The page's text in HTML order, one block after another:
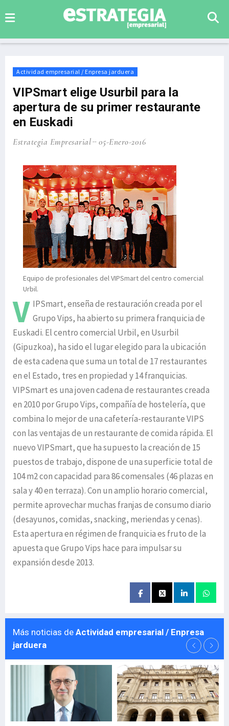
Actividad empresarial / Enpresa jarduera
VIPSmart elige Usurbil para la
apertura de su primer restaurante
en Euskadi
Estrategia Empresarial 05-Enero-2016
Equipo de profesionales del VIPSmart del centro comercial
Urbil.
V IPSmart, enseña de restauración creada por el
Grupo Vips, ha abierto su primera franquicia de
Euskadi. El centro comercial Urbil, en Usurbil
(Gipuzkoa), ha sido el lugar elegido para la ubicación
de esta cadena que suma un total de 17 restaurantes
en el Estado, tres en propiedad y 14 franquicias.
VIPSmart es una joven cadena de restaurantes creada
en 2010 por Grupo Vips, compañía de hostelería, que
combina lo mejor de una cafetería-restaurante VIPS
con las ventajas de un restaurante de comida rápida. El
nuevo VIPSmart, que ha supuesto la creación de 15
puestos de trabajo, dispone de una superficie total de
104 m2 con capacidad para 86 comensales (46 plazas en
sala y 40 en terraza). Con un amplio horario comercial,
permite aprovechar muchas franjas de consumo diario
(desayunos, comidas, snacking, meriendas y cenas).
Esta apertura en régimen de franquicia es fruto de la
apuesta que Grupo Vips hace para impulsar su
expansión desde 2013.
Más noticias de Actividad empresarial / Enpresa
jarduera